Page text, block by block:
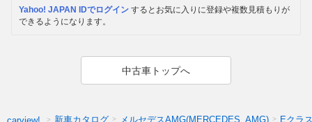
Yahoo! JAPAN IDでログイン するとお気に入りに登録や複数見積もりが
できるようになります。
中古車トップへ
新車カタログ メルセデスAMG(MERCEDES_AMG) Eクラ